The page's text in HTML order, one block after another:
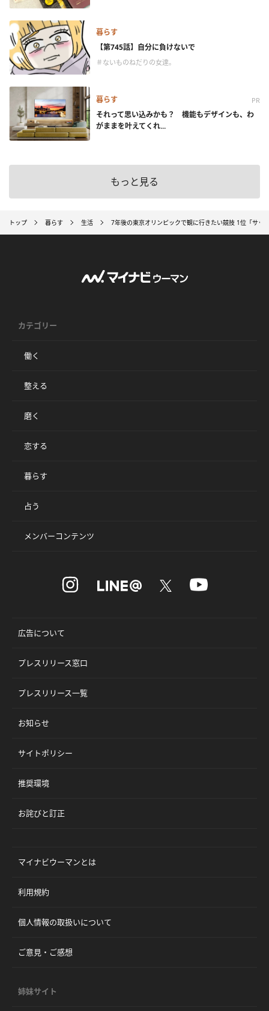
暮らす
【第745話】自分に負けないで
＃ないものねだりの女達。
暮らす PR
それって思い込みかも？ 機能もデザインも、わ
がままを叶えてくれ...
もっと見る
トップ 暮らす 生活 7年後の東京オリンピックで観に行きたい競技 1位「サッ
カテゴリー
働く
整える
磨く
恋する
暮らす
占う
メンバーコンテンツ
広告について
プレスリリース窓口
プレスリリース一覧
お知らせ
サイトポリシー
推奨環境
お詫びと訂正
マイナビウーマンとは
利用規約
個人情報の取扱いについて
ご意見・ご感想
姉妹サイト